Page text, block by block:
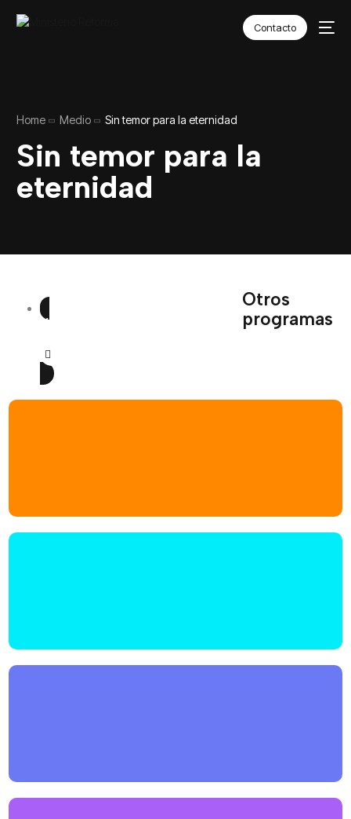
Contacto
Home Medio Sin temor para la eternidad
Sin temor para la
eternidad
Otros
programas
VOLVER AL HUB